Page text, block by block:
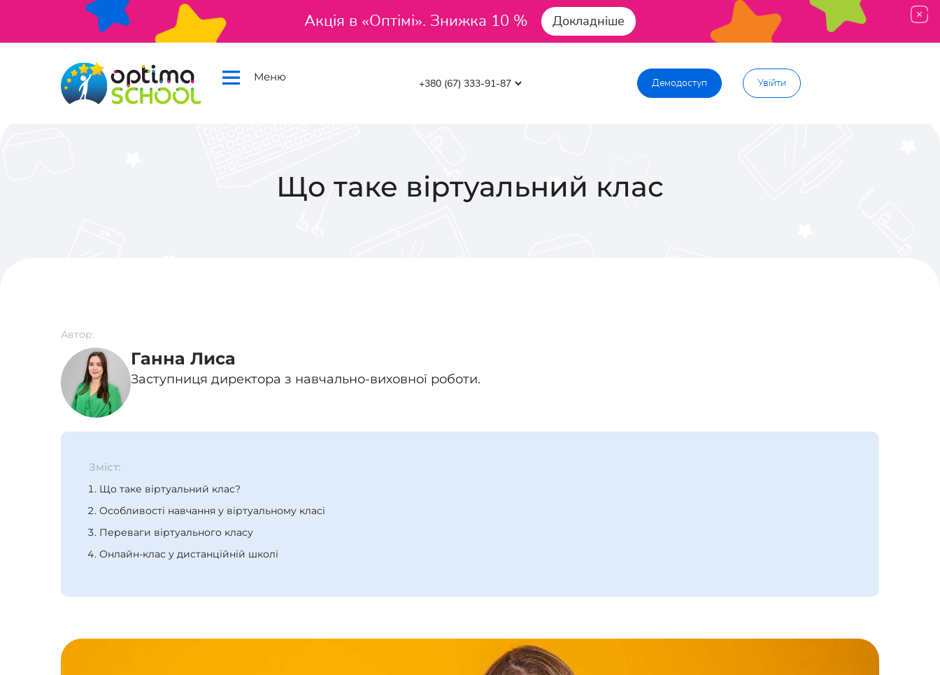
Акція в «Оптімі». Знижка 10 % Докладніше
Меню Демодоступ Увійти
Що таке віртуальний клас
Автор:
Ганна Лиса
Заступниця директора з навчально-виховної роботи.
Зміст:
Що таке віртуальний клас?
Особливості навчання у віртуальному класі
Переваги віртуального класу
Онлайн-клас у дистанційній школі